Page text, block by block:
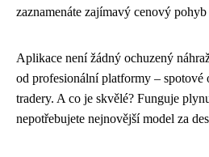
zaznamenáte zajímavý cenový
Aplikace není žádný ochuzený
od profesionální platformy – spotové
tradery. A co je skvělé? Funguje
nepotřebujete nejnovější model za